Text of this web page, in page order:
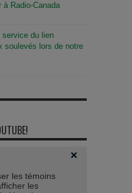
à Radio-Canada
service du lien
soulevés lors de notre
les témoins
les